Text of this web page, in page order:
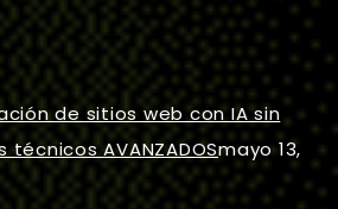
de sitios web con IA sin
AVANZADOSmayo 13,